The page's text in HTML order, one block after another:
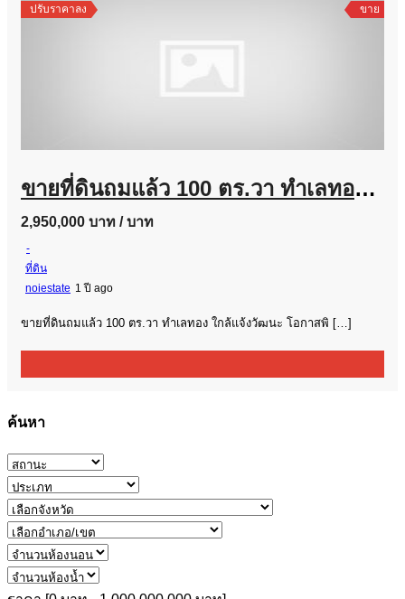
ปรับราคาลง ขาย
ขายที่ดินถมแล้ว 100 ตร.วา ทำเลทอง เดินทางสะดวก ใกล้แจ้งวัฒนะ ถมแล้ว พร้อมปลูกสร้างได้ทันที
2,950,000 บาท / บาท
-
ที่ดิน
noiestate 1 ปี ago
ขายที่ดินถมแล้ว 100 ตร.วา ทำเลทอง ใกล้แจ้งวัฒนะ โอกาสพิ […]
ค้นหา